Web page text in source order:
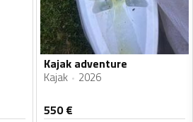
Kajak adventure
Kajak 2026
550€